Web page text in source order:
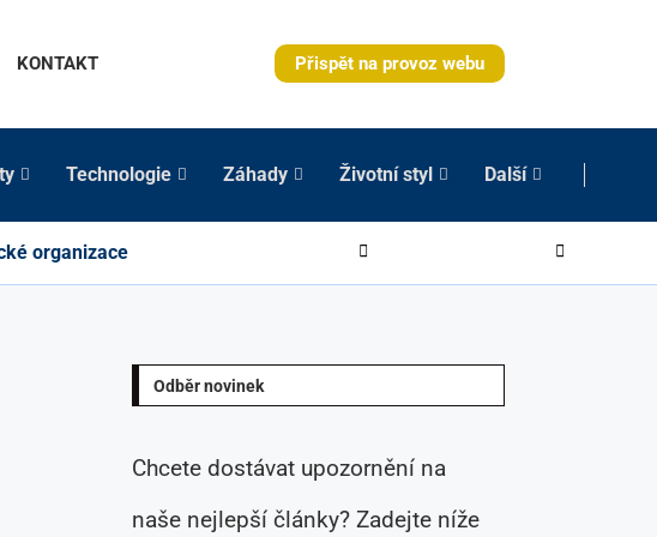
KONTAKT Přispět na provoz webu
Technologie Záhady Životní styl Další
organizace
Odběr novinek
Chcete dostávat upozornění na
naše nejlepší články? Zadejte níže